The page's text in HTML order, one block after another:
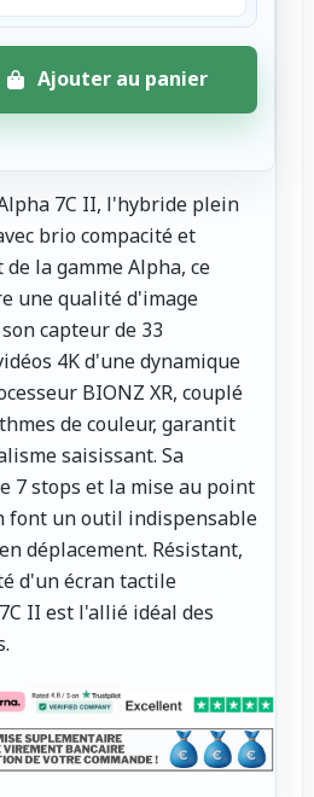
Ajouter au panier
7C II, l'hybride plein
brio compacité et
la gamme Alpha, ce
une qualité d'image
capteur de 33
4K d'une dynamique
BIONZ XR, couplé
de couleur, garantit
saisissant. Sa
7 stops et la mise au point
font un outil indispensable
déplacement. Résistant,
d'un écran tactile
II est l'allié idéal des